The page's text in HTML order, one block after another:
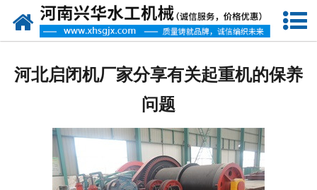
网站首页
新闻资讯
客户案例
河北启闭机厂家分享有关起重机的保养
问题